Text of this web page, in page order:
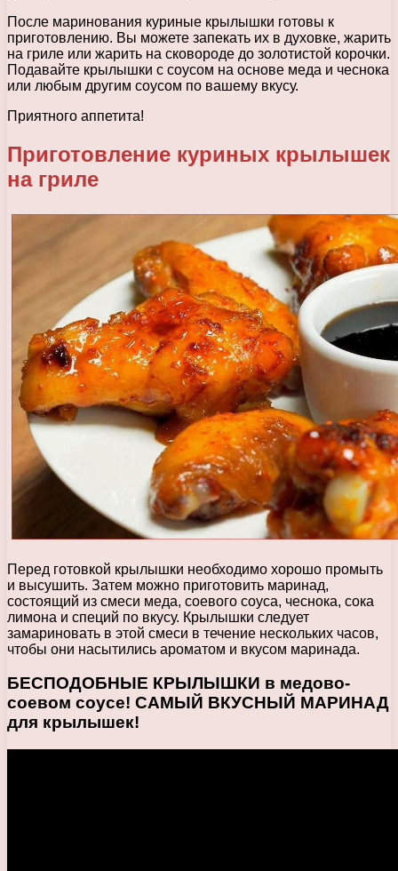
После маринования куриные крылышки готовы к
приготовлению. Вы можете запекать их в духовке, жарить
на гриле или жарить на сковороде до золотистой корочки.
Подавайте крылышки с соусом на основе меда и чеснока
или любым другим соусом по вашему вкусу.
Приятного аппетита!
Приготовление куриных крылышек
на гриле
Перед готовкой крылышки необходимо хорошо промыть
и высушить. Затем можно приготовить маринад,
состоящий из смеси меда, соевого соуса, чеснока, сока
лимона и специй по вкусу. Крылышки следует
замариновать в этой смеси в течение нескольких часов,
чтобы они насытились ароматом и вкусом маринада.
БЕСПОДОБНЫЕ КРЫЛЫШКИ в медово-
соевом соусе! САМЫЙ ВКУСНЫЙ МАРИНАД
для крылышек!